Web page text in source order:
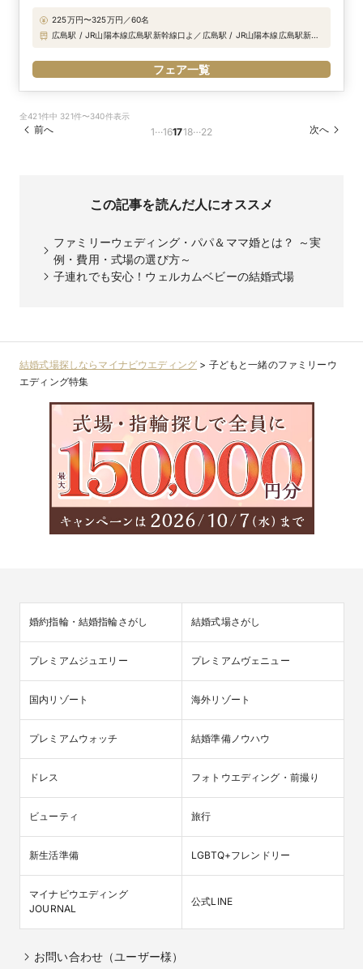
225万円〜325万円／60名
広島駅 / JR山陽本線広島駅新幹線口よ／広島駅 / JR山陽本線広島駅新幹
フェア一覧
全421件中 321件〜340件表示
前へ 1…161718…22 次へ
この記事を読んだ人にオススメ
ファミリーウェディング・パパ＆ママ婚とは？ ～実
例・費用・式場の選び方～
子連れでも安心！ウェルカムベビーの結婚式場
結婚式場探しならマイナビウエディング > 子どもと一緒のファミリーウ
エディング特集
婚約指輪・結婚指輪さがし 結婚式場さがし
プレミアムジュエリー プレミアムヴェニュー
国内リゾート 海外リゾート
プレミアムウォッチ 結婚準備ノウハウ
ドレス フォトウエディング・前撮り
ビューティ 旅行
新生活準備 LGBTQ+フレンドリー
マイナビウエディング
JOURNAL
公式LINE
お問い合わせ（ユーザー様）